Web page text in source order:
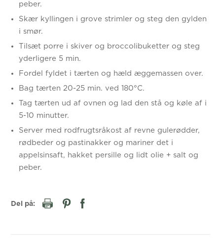
peber.
Skær kyllingen i grove strimler og steg den gylden
i smør.
Tilsæt porre i skiver og broccolibuketter og steg
yderligere 5 min.
Fordel fyldet i tærten og hæld æggemassen over.
Bag tærten 20-25 min. ved 180°C.
Tag tærten ud af ovnen og lad den stå og køle af i
5-10 minutter.
Server med rodfrugtsråkost af revne gulerødder,
rødbeder og pastinakker og mariner det i
appelsinsaft, hakket persille og lidt olie + salt og
peber.
Del på: